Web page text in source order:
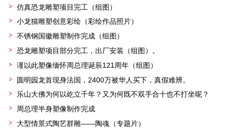
仿真恐龙雕塑项目完工（组图）
小龙猫雕塑创意彩绘（彩绘作品照片）
不锈钢国徽雕塑制作完成（组图）
恐龙雕塑项目部分完工，出厂安装（组图）。
谨以此塑像缅怀周总理诞辰121周年（组图）
圆明园龙首现身法国，2400万被华人买下，真假难辨。
乐山大佛为何以屹立千年？又为何既不双手合十也不打坐呢？
周总理半身塑像制作完成
大型情景式陶艺群雕——陶魂（专题片）